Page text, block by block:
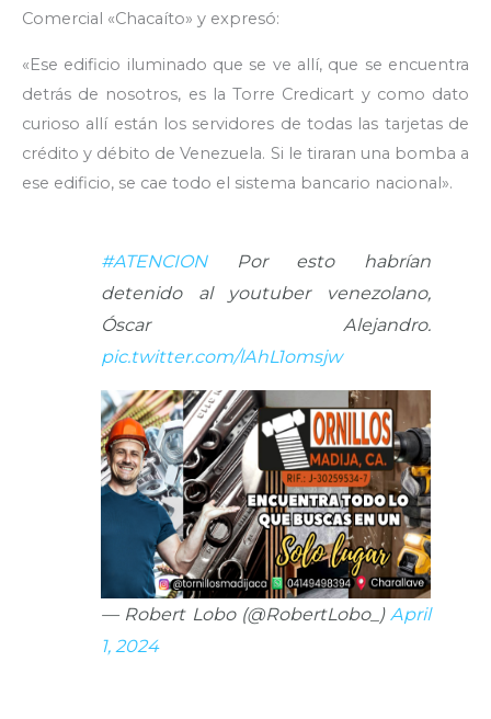
Comercial «Chacaíto» y expresó:
«Ese edificio iluminado que se ve allí, que se encuentra
detrás de nosotros, es la Torre Credicart y como dato
curioso allí están los servidores de todas las tarjetas de
crédito y débito de Venezuela. Si le tiraran una bomba a
ese edificio, se cae todo el sistema bancario nacional».
#ATENCIONPor esto habrían
detenido al youtuber venezolano,
Óscar Alejandro.
pic.twitter.com/lAhL1omsjw
— Robert Lobo (@RobertLobo_) April
1, 2024